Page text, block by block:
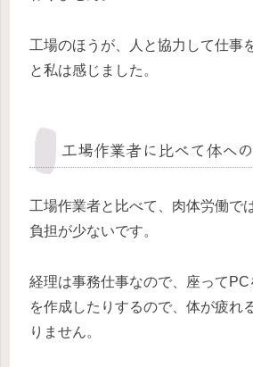
工場のほうが、人と協力して仕事
と私は感じました。
工場作業者に比べて体へ
工場作業者と比べて、肉体労働で
負担が少ないです。
経理は事務仕事なので、座って
を作成したりするので、体が疲れ
りません。